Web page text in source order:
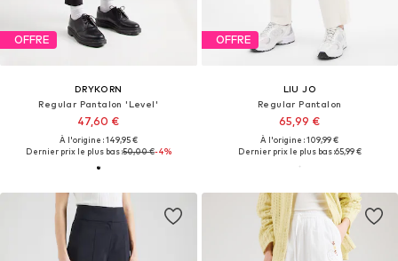
OFFRE
DRYKORN
Regular Pantalon 'Level'
47,60 €
À l'origine : 149,95 €
Dernier prix le plus bas :50,00 €-4%
OFFRE
LIU JO
Regular Pantalon
65,99 €
À l'origine : 109,99 €
Dernier prix le plus bas :65,99 €